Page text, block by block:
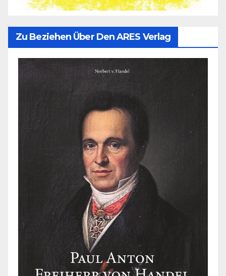
Zu Beziehen Über Den ARES Verlag